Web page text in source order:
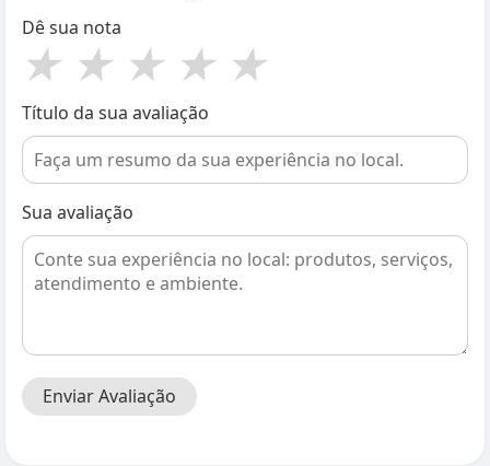
Dê sua nota
★ ★ ★ ★ ★
Título da sua avaliação
Sua avaliação
Enviar Avaliação